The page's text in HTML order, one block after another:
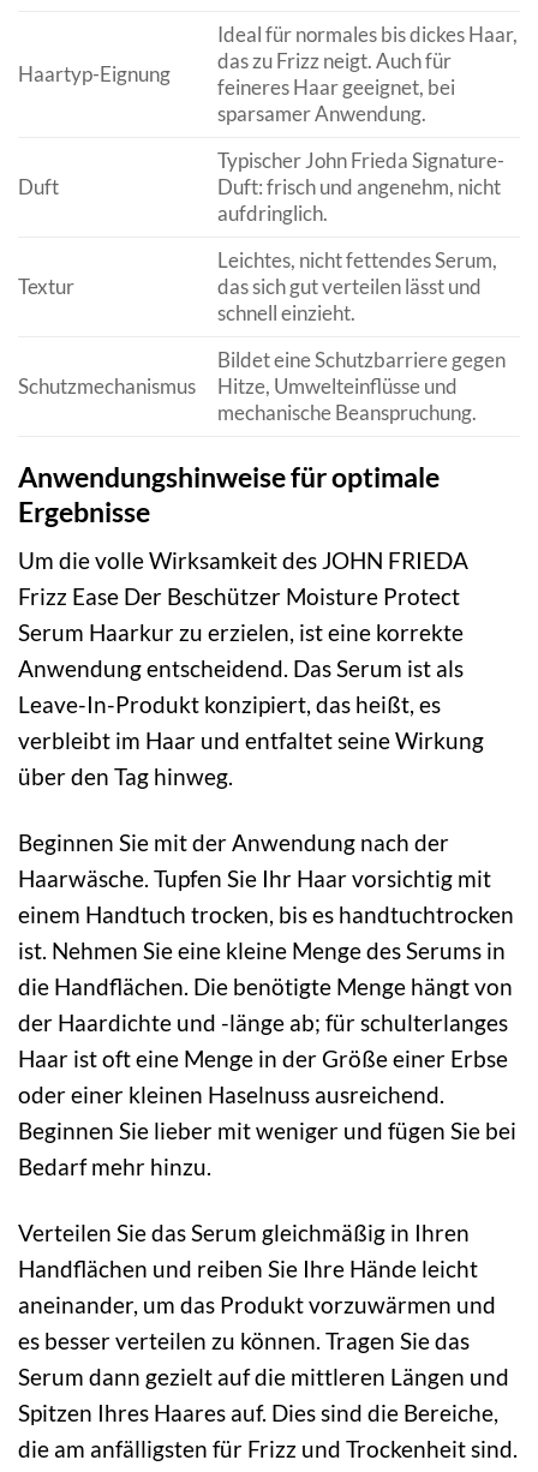
Haartyp-Eignung
Ideal für normales bis dickes Haar,
das zu Frizz neigt. Auch für
feineres Haar geeignet, bei
sparsamer Anwendung.
Duft
Typischer John Frieda Signature-
Duft: frisch und angenehm, nicht
aufdringlich.
Textur
Leichtes, nicht fettendes Serum,
das sich gut verteilen lässt und
schnell einzieht.
Schutzmechanismus
Bildet eine Schutzbarriere gegen
Hitze, Umwelteinflüsse und
mechanische Beanspruchung.
Anwendungshinweise für optimale
Ergebnisse
Um die volle Wirksamkeit des JOHN FRIEDA
Frizz Ease Der Beschützer Moisture Protect
Serum Haarkur zu erzielen, ist eine korrekte
Anwendung entscheidend. Das Serum ist als
Leave-In-Produkt konzipiert, das heißt, es
verbleibt im Haar und entfaltet seine Wirkung
über den Tag hinweg.
Beginnen Sie mit der Anwendung nach der
Haarwäsche. Tupfen Sie Ihr Haar vorsichtig mit
einem Handtuch trocken, bis es handtuchtrocken
ist. Nehmen Sie eine kleine Menge des Serums in
die Handflächen. Die benötigte Menge hängt von
der Haardichte und -länge ab; für schulterlanges
Haar ist oft eine Menge in der Größe einer Erbse
oder einer kleinen Haselnuss ausreichend.
Beginnen Sie lieber mit weniger und fügen Sie bei
Bedarf mehr hinzu.
Verteilen Sie das Serum gleichmäßig in Ihren
Handflächen und reiben Sie Ihre Hände leicht
aneinander, um das Produkt vorzuwärmen und
es besser verteilen zu können. Tragen Sie das
Serum dann gezielt auf die mittleren Längen und
Spitzen Ihres Haares auf. Dies sind die Bereiche,
die am anfälligsten für Frizz und Trockenheit sind.